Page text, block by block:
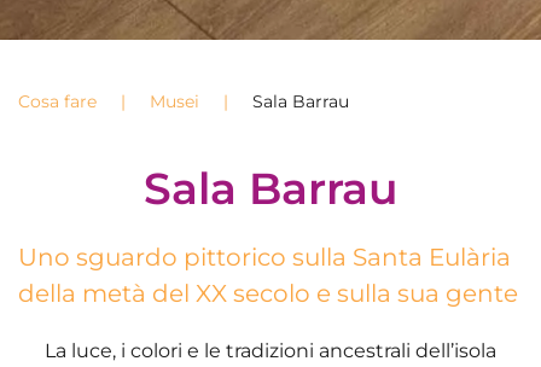
Cosa fare Musei Sala Barrau
Sala Barrau
Uno sguardo pittorico sulla Santa Eulària
della metà del XX secolo e sulla sua gente
La luce, i colori e le tradizioni ancestrali dell’isola